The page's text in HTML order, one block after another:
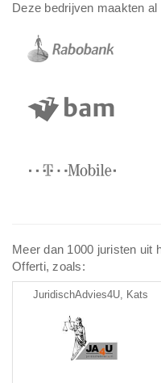
Deze bedrijven maakten
Meer dan 1000 juristen uit
Offerti, zoals:
JuridischAdvies4U, Kats